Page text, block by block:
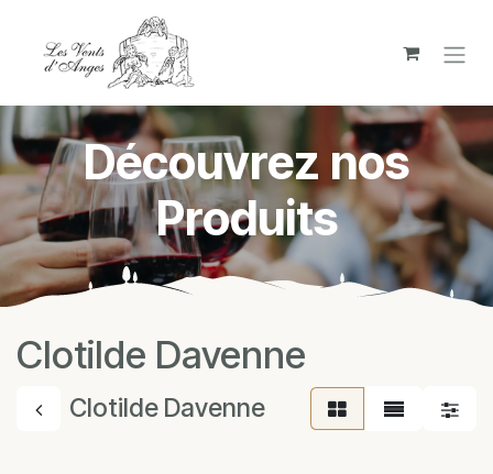
Se rendre au contenu
Découvrez nos
Produits
Clotilde Davenne
Clotilde Davenne